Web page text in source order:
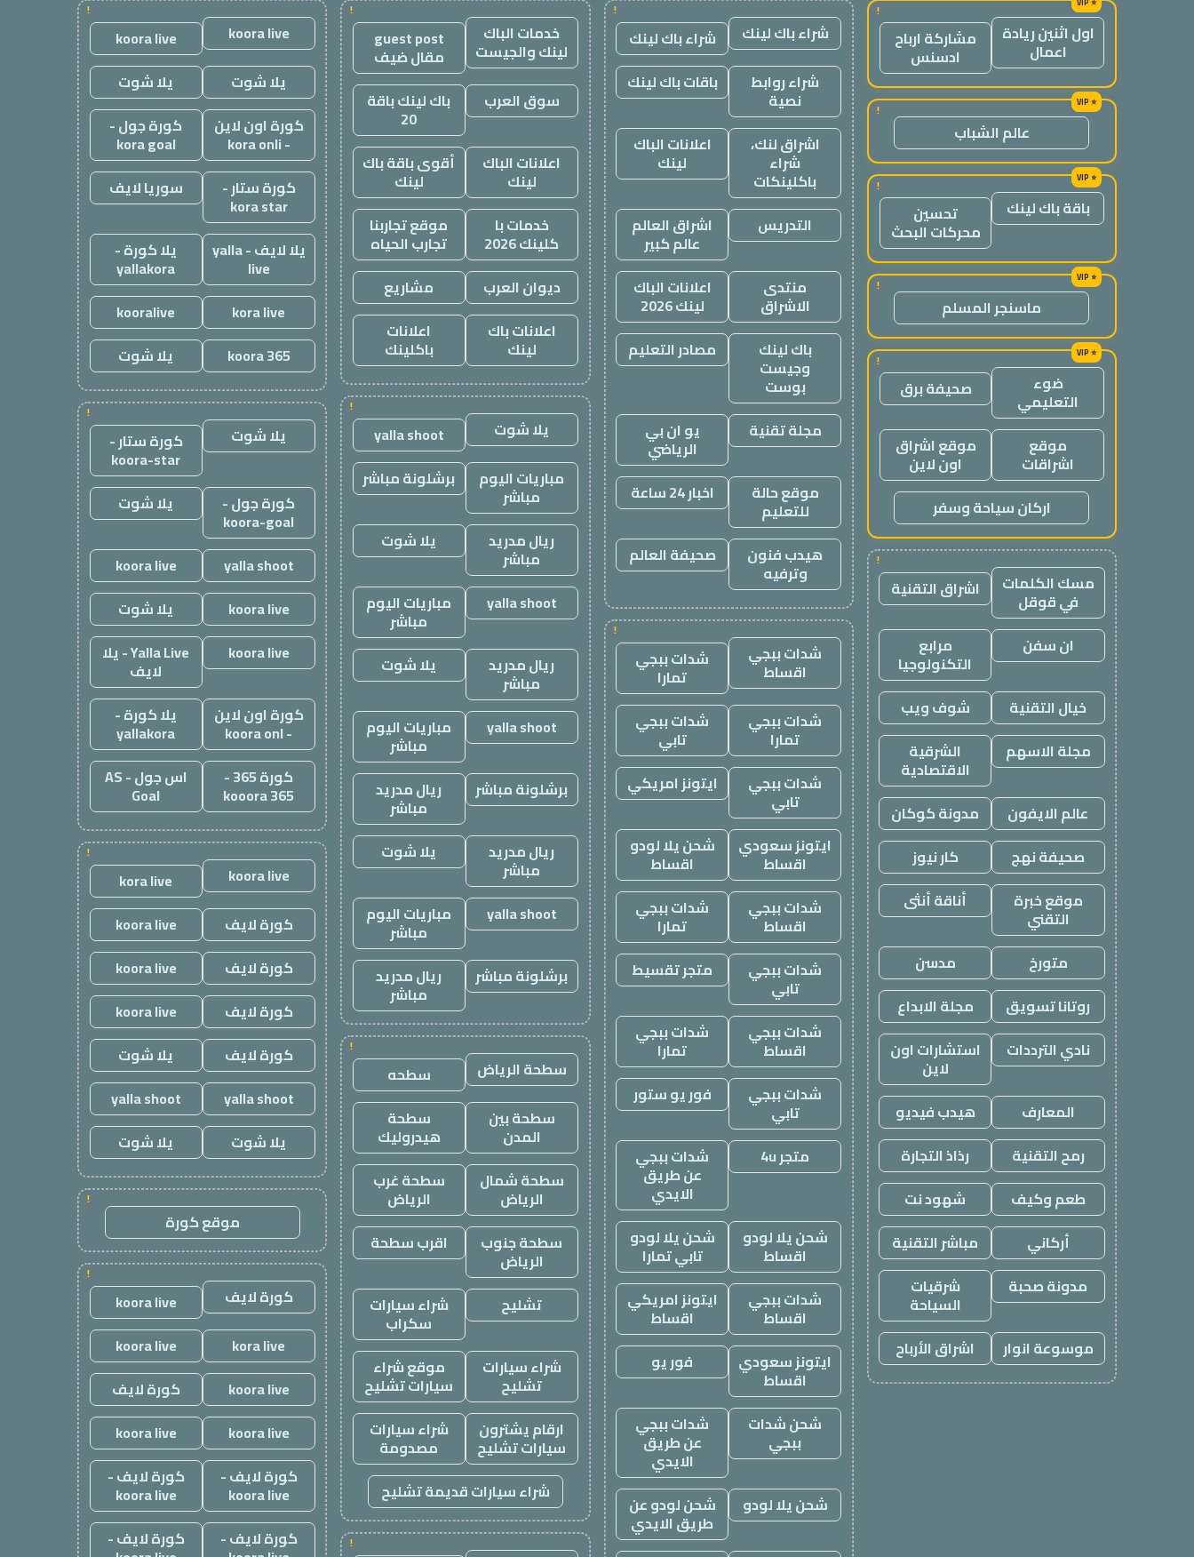
!
اول اثنين ريادة
اعمال مشاركة ارباح
ادسنس
!
عالم الشباب
!
باقة باك لينك تحسين
محركات البحث
!
ماسنجر المسلم
!
ضوء
التعليمي صحيفة برق
موقع
اشراقات
موقع اشراق
اون لاين
اركان سياحة وسفر
!
مسك الكلمات
في قوقل اشراق التقنية
ان سفن مرابع
التكنولوجيا
خيال التقنية
شوف ويب
مجلة الاسهم
الشرقية
الاقتصادية
عالم الايفون
مدونة كوكان
صحيفة نهج
كار نيوز
موقع خبرة
التقني
أناقة أنثى
متورخ
مدسن
روتانا تسويق
مجلة الابداع
نادي الترددات
استشارات اون
لاين
المعارف
هيدب فيديو
رمح التقنية
رذاذ التجارة
طعم وكيف
شهود نت
أركاني
مباشر التقنية
مدونة صحبة
شرقيات
السياحة
موسوعة انوار
اشراق الأرباح
!
شراء باك لينك
شراء باك لينك
شراء روابط
نصية
باقات باك لينك
اشراق لنك،
شراء
باكلينكات
اعلانات الباك
لينك
التدريس اشراق العالم
عالم كبير
منتدى
الاشراق
اعلانات الباك
لينك 2026
باك لينك
وجيست
بوست
مصادر التعليم
مجلة تقنية يو ان بي
الرياضي
موقع حالة
للتعليم
اخبار 24 ساعة
هيدب فنون
وترفيه
صحيفة العالم
!
شدات ببجي
اقساط شدات ببجي
تمارا
شدات ببجي
تمارا
شدات ببجي
تابي
شدات ببجي
تابي
ايتونز امريكي
ايتونز سعودي
اقساط
شحن يلا لودو
اقساط
شدات ببجي
اقساط
شدات ببجي
تمارا
شدات ببجي
تابي
متجر تقسيط
شدات ببجي
اقساط
شدات ببجي
تمارا
شدات ببجي
تابي
فور يو ستور
متجر 4u شدات ببجي
عن طريق
الايدي
شحن يلا لودو
اقساط
شحن يلا لودو
تابي تمارا
شدات ببجي
اقساط
ايتونز امريكي
اقساط
ايتونز سعودي
اقساط
فور يو
شحن شدات
ببجي
شدات ببجي
عن طريق
الايدي
شحن يلا لودو
شحن لودو عن
طريق الايدي
!
خدمات الباك
لينك والجيست guest post
مقال ضيف
سوق العرب
باك لينك باقة
20
اعلانات الباك
لينك
أقوى باقة باك
لينك
خدمات با
كلينك 2026
موقع تجاربنا
تجارب الحياه
ديوان العرب
مشاريع
اعلانات باك
لينك
اعلانات
باكلينك
!
يلا شوت
yalla shoot
مباريات اليوم
مباشر
برشلونة مباشر
ريال مدريد
مباشر
يلا شوت
yalla shoot مباريات اليوم
مباشر
ريال مدريد
مباشر
يلا شوت
yalla shoot مباريات اليوم
مباشر
برشلونة مباشر
ريال مدريد
مباشر
ريال مدريد
مباشر
يلا شوت
yalla shoot مباريات اليوم
مباشر
برشلونة مباشر
ريال مدريد
مباشر
!
سطحة الرياض
سطحه
سطحة بين
المدن
سطحة
هيدروليك
سطحة شمال
الرياض
سطحة غرب
الرياض
سطحة جنوب
الرياض
اقرب سطحة
تشليح شراء سيارات
سكراب
شراء سيارات
تشليح
موقع شراء
سيارات تشليح
ارقام يشترون
سيارات تشليح
شراء سيارات
مصدومة
شراء سيارات قديمة تشليح
!
!
koora live
koora live
يلا شوت
يلا شوت
كورة اون لاين
- kora onli
كورة جول -
kora goal
كورة ستار -
kora star
سوريا لايف
يلا لايف - yalla
live
يلا كورة -
yallakora
kora live
kooralive
koora 365
يلا شوت
!
يلا شوت كورة ستار -
koora-star
كورة جول -
koora-goal
يلا شوت
yalla shoot
koora live
koora live
يلا شوت
koora live
Yalla Live - يلا
لايف
كورة اون لاين
- koora onl
يلا كورة -
yallakora
كورة 365 -
kooora 365
اس جول - AS
Goal
!
koora live
kora live
كورة لايف
koora live
كورة لايف
koora live
كورة لايف
koora live
كورة لايف
يلا شوت
yalla shoot
yalla shoot
يلا شوت
يلا شوت
!
موقع كورة
!
كورة لايف
koora live
kora live
koora live
koora live
كورة لايف
koora live
koora live
كورة لايف -
koora live
كورة لايف -
koora live
كورة لايف -
كورة لايف -